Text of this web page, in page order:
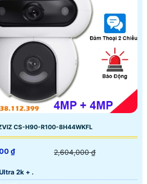
CS-H90-R100-8H44WKFL
₫ 2,604,000 ₫
2k + .